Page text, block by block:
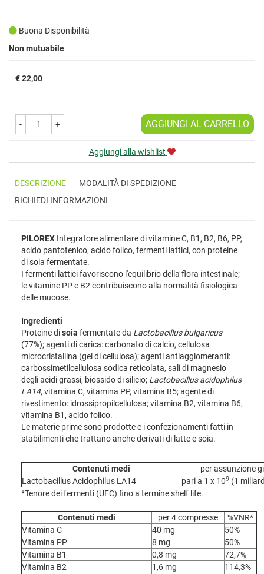
Buona Disponibilità
Non mutuabile
Prezzo
€ 22,00
- + AGGIUNGI AL CARRELLO
Aggiungi alla wishlist
DESCRIZIONE
MODALITÀ DI SPEDIZIONE
RICHIEDI INFORMAZIONI
PILOREX Integratore alimentare di vitamine C, B1, B2, B6, PP,
acido pantotenico, acido folico, fermenti lattici, con proteine
di soia fermentate.
I fermenti lattici favoriscono l'equilibrio della flora intestinale;
le vitamine PP e B2 contribuiscono alla normalità fisiologica
delle mucose.
Ingredienti
Proteine disoia fermentate da Lactobacillus bulgaricus
(77%); agenti di carica: carbonato di calcio, cellulosa
microcristallina (gel di cellulosa); agenti antiagglomeranti:
carbossimetilcellulosa sodica reticolata, sali di magnesio
degli acidi grassi, biossido di silicio; Lactobacillus acidophilus
LA14, vitamina C, vitamina PP, vitamina B5; agente di
rivestimento: idrossipropilcellulosa; vitamina B2, vitamina B6,
vitamina B1, acido folico.
Le materie prime sono prodotte e i confezionamenti fatti in
stabilimenti che trattano anche derivati di latte e soia.
Contenuti medi
per assunzione
Lactobacillus Acidophilus LA14
pari a 1 x 109 (1
*Tenore dei fermenti (UFC) fino a termine shelf life.
Contenuti medi per 4 compresse
%VNR*
Vitamina C
40 mg
50%
Vitamina PP
8 mg
50%
Vitamina B1
0,8 mg
72,7%
Vitamina B2
1,6 mg
114,3%